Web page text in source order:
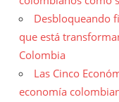
Desbloqueando
que está
Colombia
Las Cinco
economía